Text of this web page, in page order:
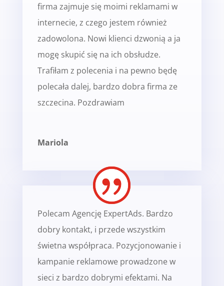
firma zajmuje się moimi reklamami w
internecie, z czego jestem również
zadowolona. Nowi klienci dzwonią a ja
mogę skupić się na ich obsłudze.
Trafiłam z polecenia i na pewno będę
polecała dalej, bardzo dobra firma ze
szczecina. Pozdrawiam
Mariola
Polecam Agencję ExpertAds. Bardzo
dobry kontakt, i przede wszystkim
świetna współpraca. Pozycjonowanie i
kampanie reklamowe prowadzone w
sieci z bardzo dobrymi efektami. Na